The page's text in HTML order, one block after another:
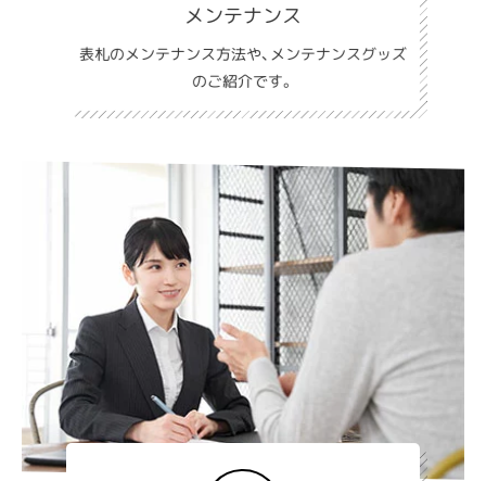
メンテナンス
表札のメンテナンス方法や、メンテナンスグッズ
のご紹介です。